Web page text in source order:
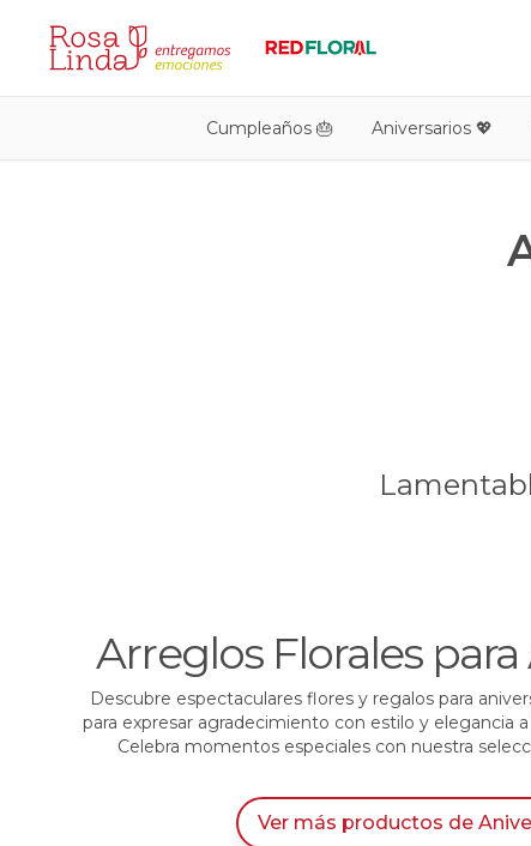
Cumpleaños 🎂 Aniversarios 💖
Arreglos Florales
Descubre espectaculares flores y regalos para
para expresar agradecimiento con estilo y elegancia
Celebra momentos especiales con nuestra
Ver más productos de